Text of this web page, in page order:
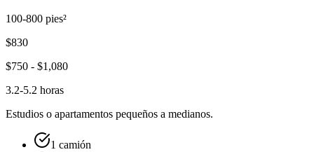
100-800 pies²
$830
$750 - $1,080
3.2-5.2 horas
Estudios o apartamentos pequeños a medianos.
1 camión